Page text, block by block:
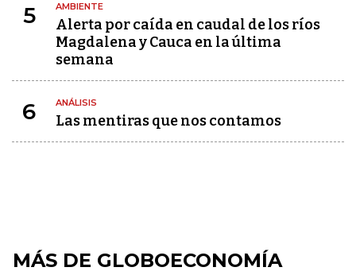
5 AMBIENTE
Alerta por caída en caudal de los ríos
Magdalena y Cauca en la última
semana
6 ANÁLISIS
Las mentiras que nos contamos
MÁS DE GLOBOECONOMÍA